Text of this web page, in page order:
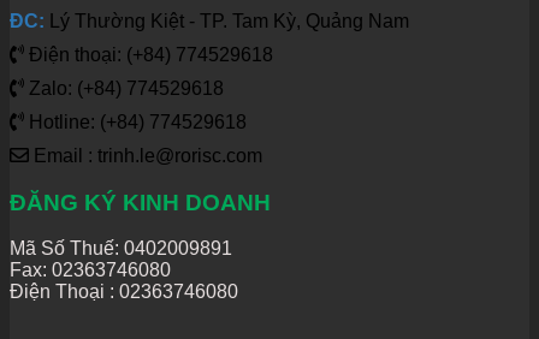
ĐC: Lý Thường Kiệt - TP. Tam Kỳ, Quảng Nam
Điện thoại: (+84) 774529618
Zalo: (+84) 774529618
Hotline: (+84) 774529618
Email : trinh.le@rorisc.com
ĐĂNG KÝ KINH DOANH
Mã Số Thuế: 0402009891
Fax: 02363746080
Điện Thoại : 02363746080